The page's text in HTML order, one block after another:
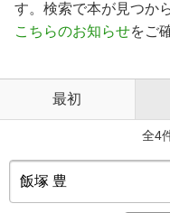
す。検索で本が見つか
こちらのお知らせをご
最初
全4